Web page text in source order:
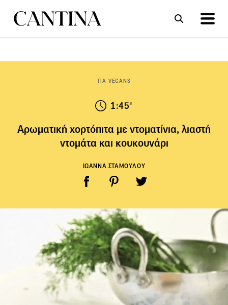
ΓΙΑ VEGANS
1:45'
Αρωµατική χορτόπιτα µε ντοµατίνια, λιαστή
ντοµάτα και κουκουνάρι
ΙΩΑΝΝΑ ΣΤΑΜΟΥΛΟΥ